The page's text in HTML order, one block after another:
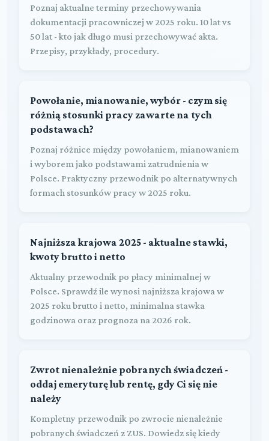
Poznaj aktualne terminy przechowywania
dokumentacji pracowniczej w 2025 roku. 10 lat vs
50 lat - kto jak długo musi przechowywać akta.
Przepisy, przykłady, procedury.
Powołanie, mianowanie, wybór - czym się
różnią stosunki pracy zawarte na tych
podstawach?
Poznaj różnice między powołaniem, mianowaniem
i wyborem jako podstawami zatrudnienia w
Polsce. Praktyczny przewodnik po alternatywnych
formach stosunków pracy w 2025 roku.
Najniższa krajowa 2025 - aktualne stawki,
kwoty brutto i netto
Aktualny przewodnik po płacy minimalnej w
Polsce. Sprawdź ile wynosi najniższa krajowa w
2025 roku brutto i netto, minimalna stawka
godzinowa oraz prognoza na 2026 rok.
Zwrot nienależnie pobranych świadczeń -
oddaj emeryturę lub rentę, gdy Ci się nie
należy
Kompletny przewodnik po zwrocie nienależnie
pobranych świadczeń z ZUS. Dowiedz się kiedy